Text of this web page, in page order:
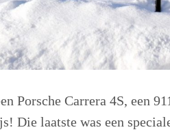
Porsche Carrera 4S, een
Die laatste was een